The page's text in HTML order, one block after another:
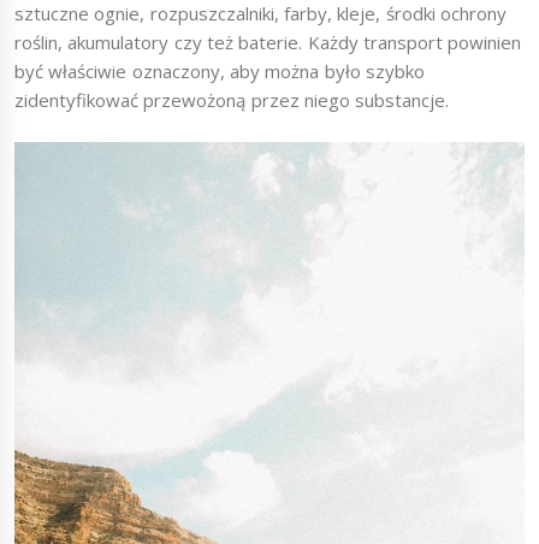
sztuczne ognie, rozpuszczalniki, farby, kleje, środki ochrony
roślin, akumulatory czy też baterie. Każdy transport powinien
być właściwie oznaczony, aby można było szybko
zidentyfikować przewożoną przez niego substancje.